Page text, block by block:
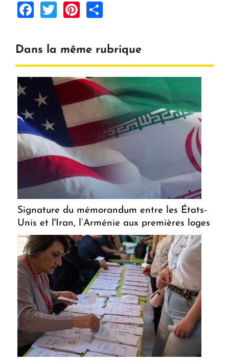
Facebook
TwitterPinterest
Dans la même rubrique
Signature du mémorandum entre les États-
Unis et l'Iran, l’Arménie aux premières loges